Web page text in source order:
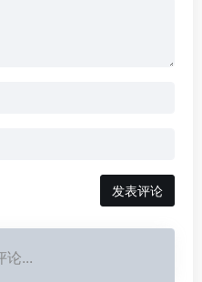
发表评论
论...